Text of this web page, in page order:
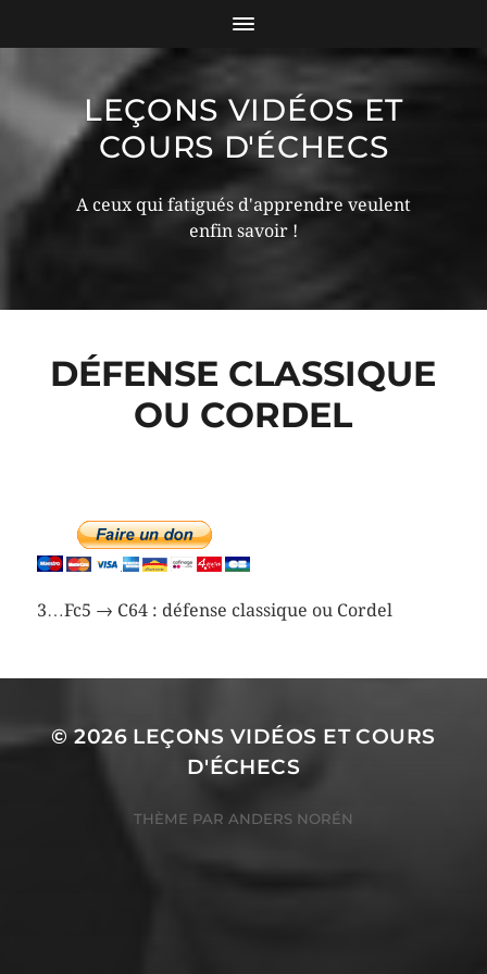
LEÇONS VIDÉOS ET
COURS D'ÉCHECS
A ceux qui fatigués d'apprendre veulent
enfin savoir !
DÉFENSE CLASSIQUE
OU CORDEL
3…Fc5 → C64 : défense classique ou Cordel
© 2026 LEÇONS VIDÉOS ET COURS
D'ÉCHECS
THÈME PAR ANDERS NORÉN